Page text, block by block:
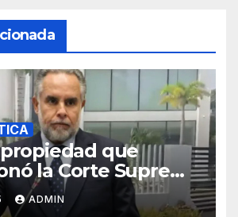
que
la Corte Suprema
en las afueras de
ADMIN